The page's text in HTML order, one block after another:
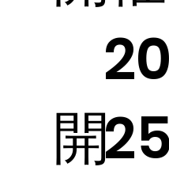
開
20
25